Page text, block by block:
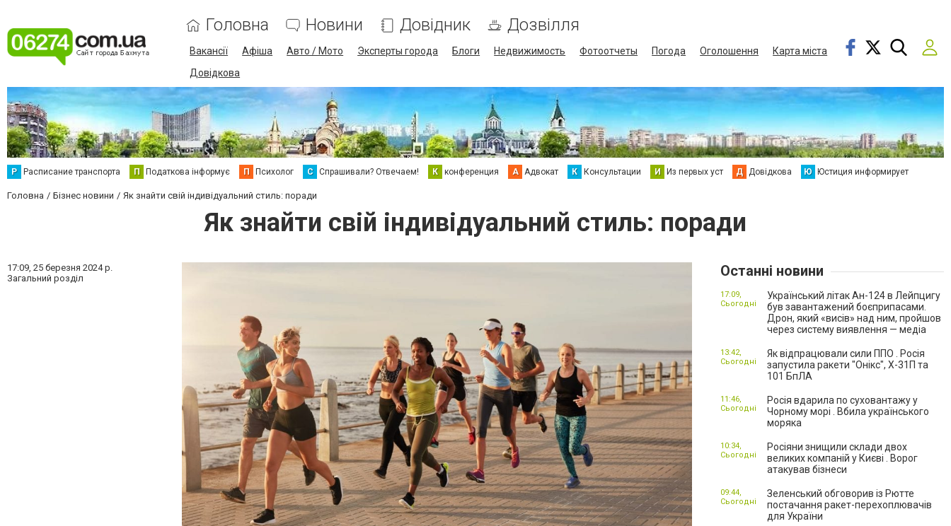
Головна Новини Довідник Дозвілля
Вакансії Афіша Авто / Мото Эксперты города Блоги Недвижимость Фотоотчеты Погода Оголошення
Карта міста
Довідкова
Р Расписание транспорта П Податкова інформує П Психолог С Спрашивали? Отвечаем! К конференция А Адвокат К Консультации И Из первых уст Д Довідкова Ю Юстиция информирует
Головна Бізнес новини Як знайти свій індивідуальний стиль: поради
Як знайти свій індивідуальний стиль: поради
17:09, 25 березня 2024 р.
Загальний розділ
Останні новини
Український літак Ан-124 в Лейпцигу
був завантажений боєприпасами.
Дрон, який «висів» над ним, пройшов
через систему виявлення — медіа
17:09,
Сьогодні
Як відпрацювали сили ППО . Росія
запустила ракети "Онікс", Х-31П та
101 БпЛА
13:42,
Сьогодні
Росія вдарила по суховантажу у
Чорному морі . Вбила українського
моряка
11:46,
Сьогодні
Росіяни знищили склади двох
великих компаній у Києві . Ворог
атакував бізнеси
10:34,
Сьогодні
Зеленський обговорив із Рютте
постачання ракет-перехоплювачів
для України
09:44,
Сьогодні